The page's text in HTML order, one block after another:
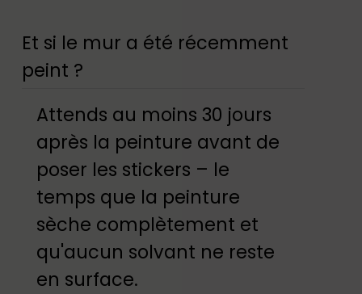
Et si le mur a été récemment
peint ?
Attends au moins 30 jours
après la peinture avant de
poser les stickers – le
temps que la peinture
sèche complètement et
qu'aucun solvant ne reste
en surface.